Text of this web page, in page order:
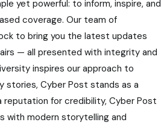
yet powerful: to inform, inspire, and
coverage. Our team of
to bring you the latest updates
— all presented with integrity and
inspires our approach to
stories, Cyber Post stands as a
for credibility, Cyber Post
with modern storytelling and